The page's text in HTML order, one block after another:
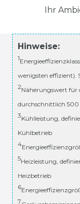
Ihr
Hinweise:
1
wenigsten effizient).
2Näherungswert für
durchschnittlich 500
3Kühlleistung,
Kühlbetrieb
4
5Heizleistung,
Heizbetrieb
6
7